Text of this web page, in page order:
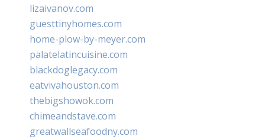
lizaivanov.com
guesttinyhomes.com
home-plow-by-meyer.com
palatelatincuisine.com
blackdoglegacy.com
eatvivahouston.com
thebigshowok.com
chimeandstave.com
greatwallseafoodny.com